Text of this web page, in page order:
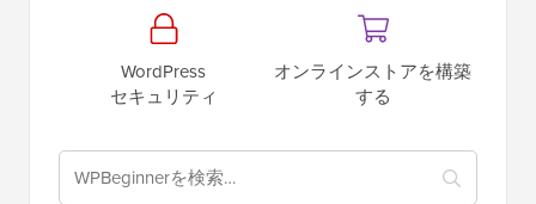
WordPress
セキュリティ
オンラインストアを構築
する